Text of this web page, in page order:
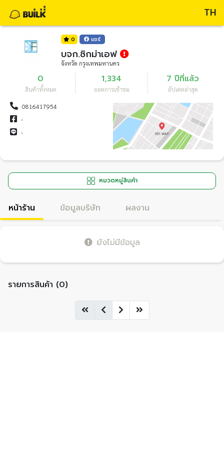
TH
0 แชร์
บจก.ซิกม่าเอฟ
จังหวัด กรุงเทพมหานคร
0
สินค้าทั้งหมด
1,334
ยอดการเข้าชม
7 ปีที่แล้ว
อัปเดตล่าสุด
0816417954
-
-
หมวดหมู่สินค้า
หน้าร้าน ข้อมูลบริษัท ผลงาน
ยังไม่มีข้อมูล
รายการสินค้า (0)